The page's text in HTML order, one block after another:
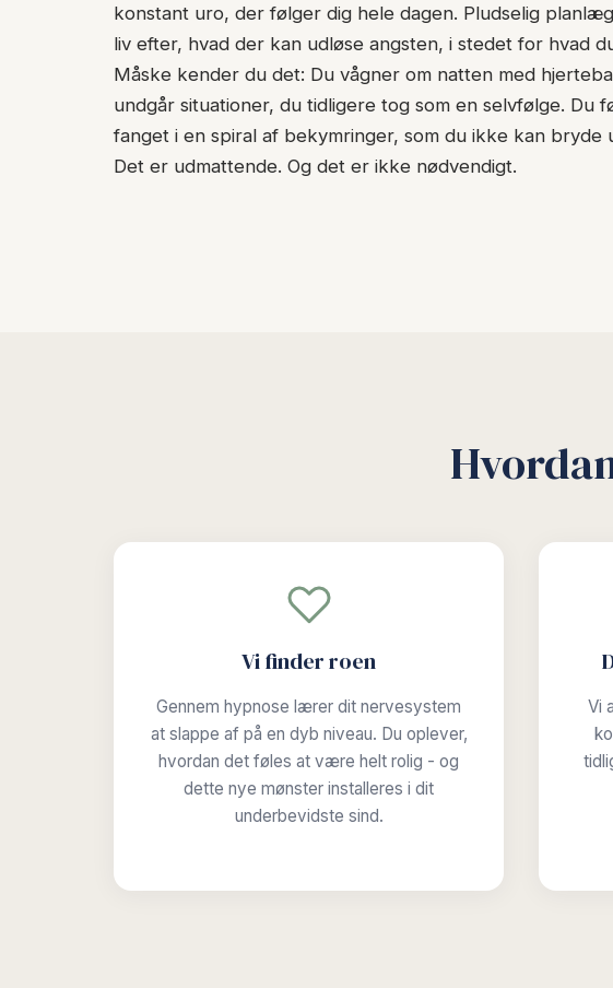
konstant uro, der følger dig hele dagen. Pludselig
liv efter, hvad der kan udløse angsten, i stedet for hvad
Måske kender du det: Du vågner om natten med
undgår situationer, du tidligere tog som en selvfølge. Du
fanget i en spiral af bekymringer, som du ikke kan bryde
Det er udmattende. Og det er ikke nødvendigt.
Vi finder roen
Gennem hypnose lærer dit nervesystem
at slappe af på en dyb niveau. Du oplever,
hvordan det føles at være helt rolig - og
dette nye mønster installeres i dit
underbevidste sind.
Vi